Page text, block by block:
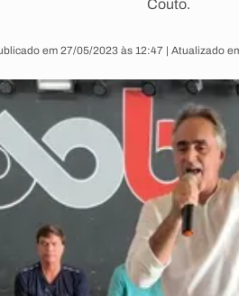
Couto.
em 27/05/2023 às 12:47 | Atualizado